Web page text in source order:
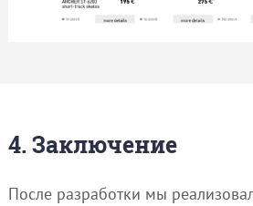
4. Заключение
После разработки мы